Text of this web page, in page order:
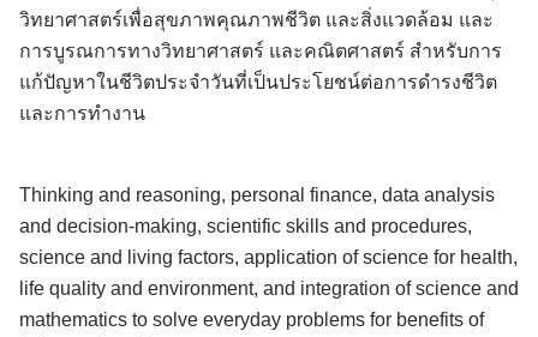
กิจกรรมวิชาการ
ข้อบังคับ ประกาศ
คลังหน่วยกิต (Credit Bank)
คู่มือหลักสูตร
บุคลากรสำนักส่งเสริมวิชาการและงานทะเบียน
for:
วิทยาศาสตร์เพื่อสุขภาพคุณภาพชีวิต และสิ่งแวดล้อม และ
การบูรณการทางวิทยาศาสตร์ และคณิตศาสตร์ สำหรับการ
แก้ปัญหาในชีวิตประจำวันที่เป็นประโยชน์ต่อการดำรงชีวิต
และการทำงาน
Thinking and reasoning, personal finance, data analysis
and decision-making, scientific skills and procedures,
science and living factors, application of science for health,
life quality and environment, and integration of science and
mathematics to solve everyday problems for benefits of